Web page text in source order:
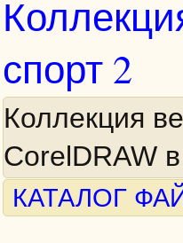
спорт 2
Коллекция
CorelDRAW
КАТАЛОГ